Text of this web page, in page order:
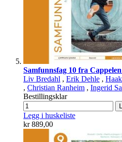
Samfunnsfag 10 fra
Liv Bredahl , Erik Dehle ,
, Christian Ranheim , Ingerid
Bestillingsklar
Legg i huskeliste
kr 889,00